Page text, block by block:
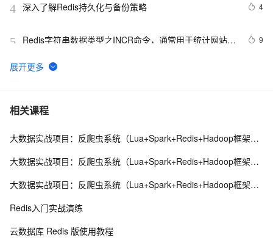
4 深入了解Redis持久化与备份策略 4
5
Redis字符串数据类型之INCR命令，通常用于统计网站访
9
6 Redis高并发场景下秒杀超卖解决
7 Redis哨兵集群工作原理及架构部署（八）
8 缓存工厂之Redis缓存 11
10探索Redis发布订阅与消息队列：构建实时消息通信系统
相关课程
大数据实战项目：反爬虫系统（Lua+Spark+Redis+Hadoop框架搭建）第一阶段
大数据实战项目：反爬虫系统（Lua+Spark+Redis+Hadoop框架搭建）第三阶段
大数据实战项目：反爬虫系统（Lua+Spark+Redis+Hadoop框架搭建）第五阶段
Redis入门实战演练
云数据库 Redis 版使用教程